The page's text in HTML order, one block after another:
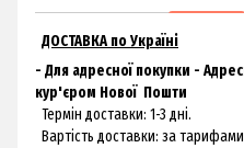
ДОСТАВКА по Україні
- Для адресної покупки -
кур'єром Нової Пошти
Термін доставки: 1-3 дні.
Вартість доставки: за